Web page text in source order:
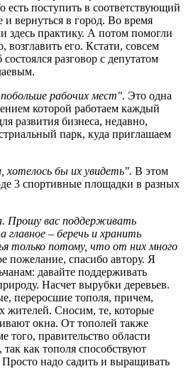
есть поступить в соответствующий
и вернуться в город. Во время
здесь практику. А потом помогли
возглавить его. Кстати, совсем
разговор с депутатом
рабочих мест". Это одна
которой работаем каждый
развития бизнеса, недавно,
парк, куда приглашаем
бы их увидеть". В этом
3 спортивные площадки в разных
Прошу вас поддерживать
– беречь и хранить
только потому, что от них много
пожелание, спасибо автору. Я
давайте поддерживать
Насчет вырубки деревьев.
переросшие тополя, причем,
жителей. Сносим, те, которые
окна. От тополей также
того, правительство области
так как тополя способствуют
надо садить и выращивать